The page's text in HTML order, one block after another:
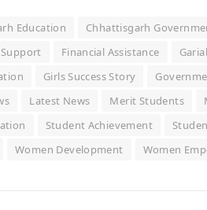
Education
Chhattisgarh
Financial Assistance
Girls Success Story
Latest News Merit Students
Student Achievement
Women Development Women